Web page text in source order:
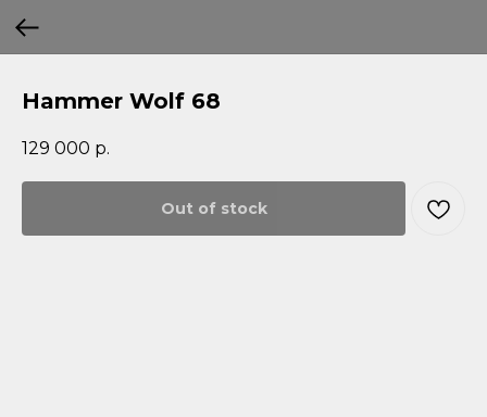
Hammer Wolf 68
129 000 р.
Out of stock